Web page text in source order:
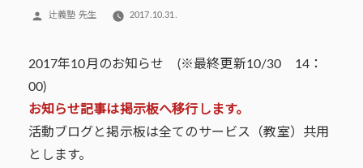
投
辻義塾 先生 2017.10.31.
2017年10月のお知らせ (※最終更新10/30 14：
00)
お知らせ記事は掲示板へ移行します。
活動ブログと掲示板は全てのサービス（教室）共用
とします。